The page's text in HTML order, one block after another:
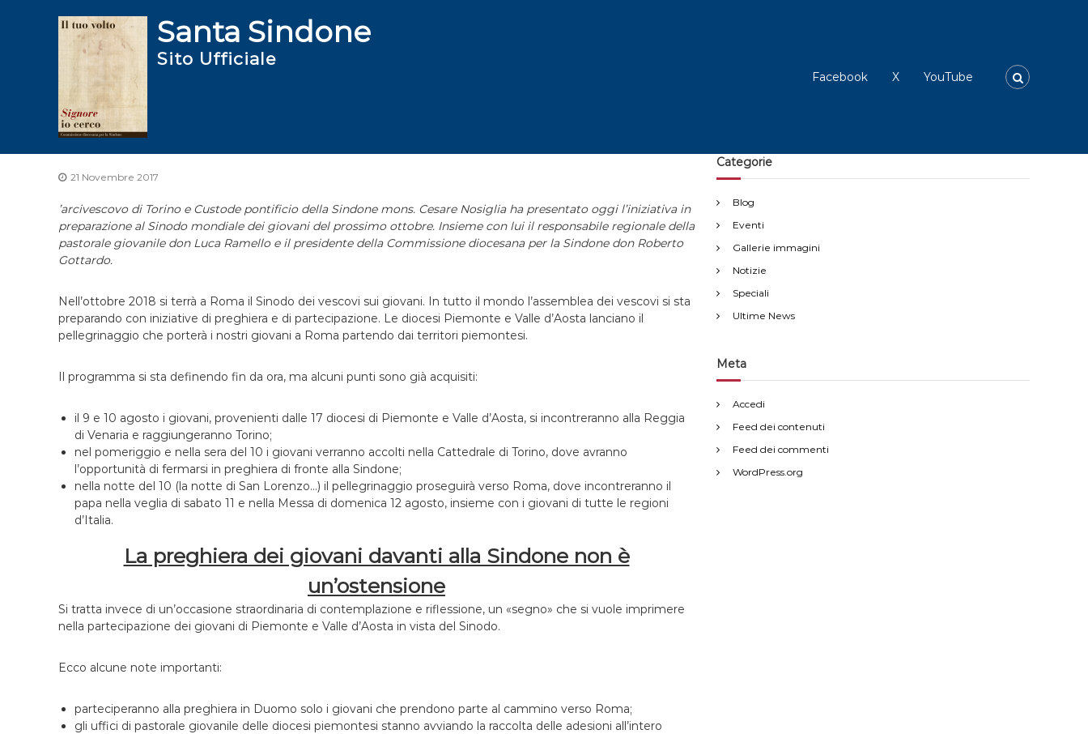
Santa Sindone
Sito Ufficiale
Facebook X YouTube
21 Novembre 2017
’arcivescovo di Torino e Custode pontificio della Sindone mons. Cesare Nosiglia ha presentato oggi l’iniziativa in
preparazione al Sinodo mondiale dei giovani del prossimo ottobre. Insieme con lui il responsabile regionale della
pastorale giovanile don Luca Ramello e il presidente della Commissione diocesana per la Sindone don Roberto
Gottardo.
Nell’ottobre 2018 si terrà a Roma il Sinodo dei vescovi sui giovani. In tutto il mondo l’assemblea dei vescovi si sta
preparando con iniziative di preghiera e di partecipazione. Le diocesi Piemonte e Valle d’Aosta lanciano il
pellegrinaggio che porterà i nostri giovani a Roma partendo dai territori piemontesi.
Il programma si sta definendo fin da ora, ma alcuni punti sono già acquisiti:
il 9 e 10 agosto i giovani, provenienti dalle 17 diocesi di Piemonte e Valle d’Aosta, si incontreranno alla Reggia
di Venaria e raggiungeranno Torino;
nel pomeriggio e nella sera del 10 i giovani verranno accolti nella Cattedrale di Torino, dove avranno
l’opportunità di fermarsi in preghiera di fronte alla Sindone;
nella notte del 10 (la notte di San Lorenzo…) il pellegrinaggio proseguirà verso Roma, dove incontreranno il
papa nella veglia di sabato 11 e nella Messa di domenica 12 agosto, insieme con i giovani di tutte le regioni
d’Italia.
La preghiera dei giovani davanti alla Sindone non è
un’ostensione
Si tratta invece di un’occasione straordinaria di contemplazione e riflessione, un «segno» che si vuole imprimere
nella partecipazione dei giovani di Piemonte e Valle d’Aosta in vista del Sinodo.
Ecco alcune note importanti:
parteciperanno alla preghiera in Duomo solo i giovani che prendono parte al cammino verso Roma;
gli uffici di pastorale giovanile delle diocesi piemontesi stanno avviando la raccolta delle adesioni all’intero
Categorie
Blog
Eventi
Gallerie immagini
Notizie
Speciali
Ultime News
Meta
Accedi
Feed dei contenuti
Feed dei commenti
WordPress.org